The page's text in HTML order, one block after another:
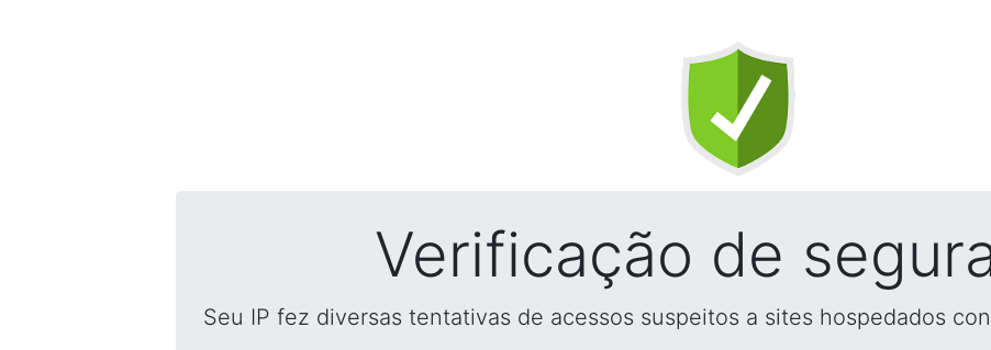
Verificação de
Seu IP fez diversas tentativas de acessos suspeitos a sites hospedados